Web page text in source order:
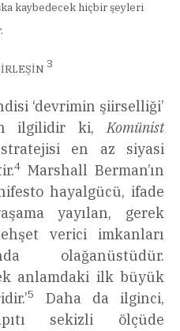
kaybedecek hiçbir şeyleri
3
‘devrimin şiirselliği’
ilgilidir ki,Komünist
en az siyasi
4Marshall Berman’ın
hayalgücü, ifade
yayılan, gerek
verici imkanları
olağanüstüdür.
anlamdaki ilk büyük
5
Daha da ilginci,
sekizli ölçüde